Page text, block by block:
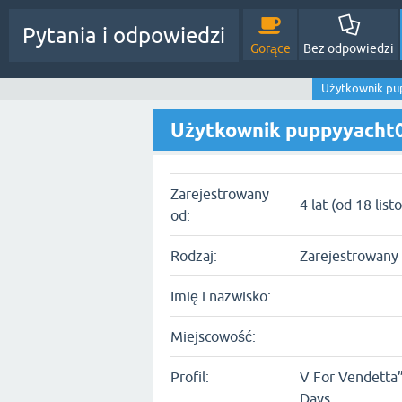
Pytania i odpowiedzi
Gorące Bez odpowiedzi
Użytkownik
Użytkownik
Zarejestrowany
od:
4 lat (od 18
Rodzaj:
Imię i nazwisko:
Miejscowość:
Profil:
V For
Days